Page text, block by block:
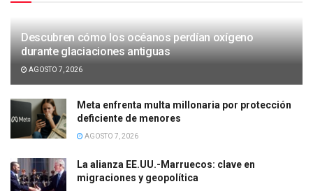
Descubren cómo los océanos perdían oxígeno
durante glaciaciones antiguas
AGOSTO 7, 2026
Meta enfrenta multa millonaria por protección
deficiente de menores
AGOSTO 7, 2026
La alianza EE.UU.-Marruecos: clave en
migraciones y geopolítica